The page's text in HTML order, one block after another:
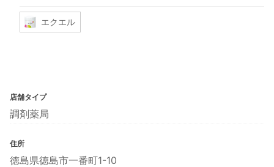
エクエル
店舗タイプ
調剤薬局
住所
徳島県徳島市一番町1-10